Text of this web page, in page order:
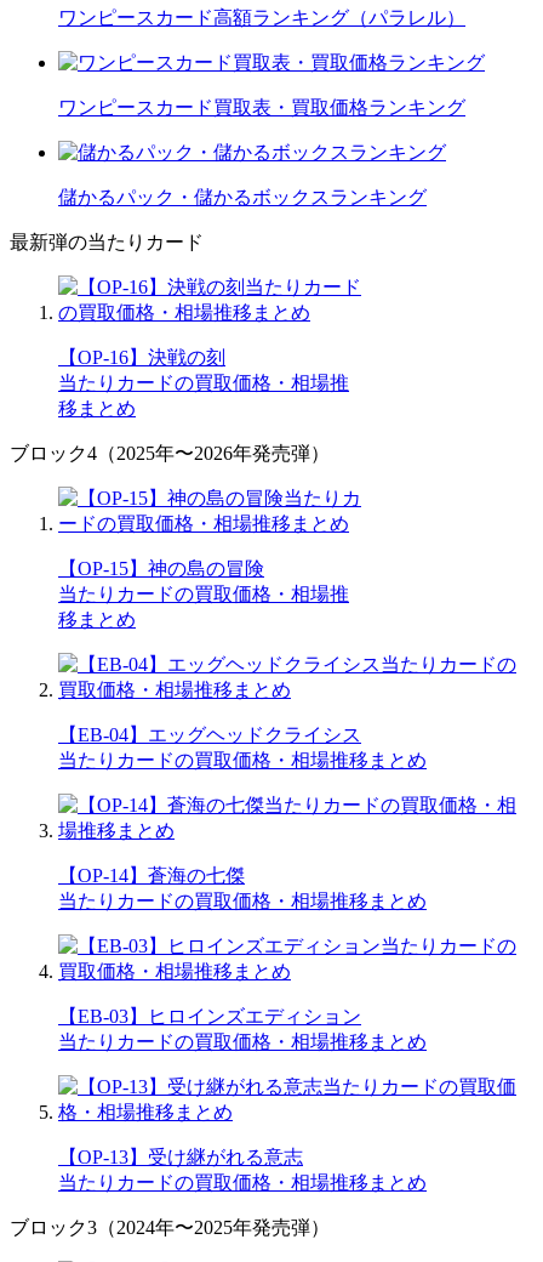
ワンピースカード高額ランキング（パラレル）
ワンピースカード買取表・買取価格ランキング
儲かるパック・儲かるボックスランキング
最新弾の当たりカード
【OP-16】決戦の刻
当たりカードの買取価格・相場推
移まとめ
ブロック4（2025年〜2026年発売弾）
【OP-15】神の島の冒険
当たりカードの買取価格・相場推
移まとめ
【EB-04】エッグヘッドクライシス
当たりカードの買取価格・相場推移まとめ
【OP-14】蒼海の七傑
当たりカードの買取価格・相場推移まとめ
【EB-03】ヒロインズエディション
当たりカードの買取価格・相場推移まとめ
【OP-13】受け継がれる意志
当たりカードの買取価格・相場推移まとめ
ブロック3（2024年〜2025年発売弾）